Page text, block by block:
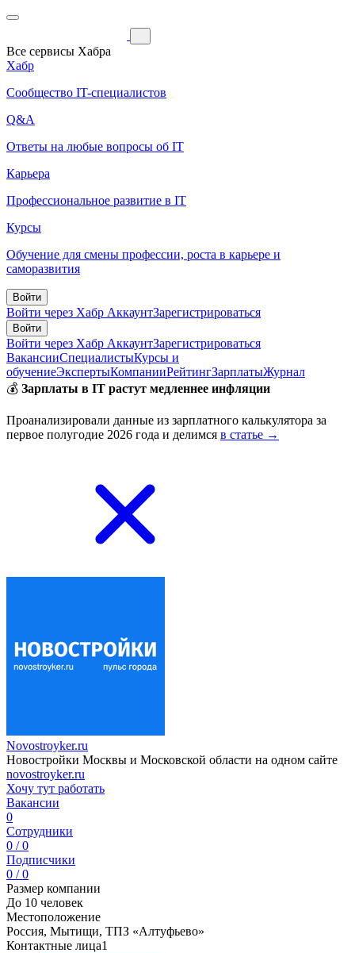
Все сервисы Хабра
Хабр
Сообщество IT-специалистов
Q&A
Ответы на любые вопросы об IT
Карьера
Профессиональное развитие в IT
Курсы
Обучение для смены профессии, роста в карьере и
саморазвития
Войти
Войти через Хабр АккаунтЗарегистрироваться
Войти
Войти через Хабр АккаунтЗарегистрироваться
ВакансииСпециалистыКурсы и
обучениеЭкспертыКомпанииРейтингЗарплатыЖурнал
💰 Зарплаты в IT растут медленнее инфляции
Проанализировали данные из зарплатного калькулятора за
первое полугодие 2026 года и делимся в статье →
Novostroyker.ru
Новостройки Москвы и Московской области на одном сайте
novostroyker.ru
Хочу тут работать
Вакансии
0
Сотрудники
0 / 0
Подписчики
0 / 0
Размер компании
До 10 человек
Местоположение
Россия, Мытищи, ТПЗ «Алтуфьево»
Контактные лица1